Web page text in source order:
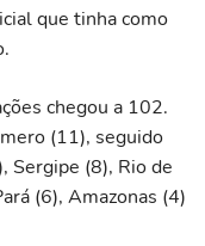
que tinha como
chegou a 102.
(11), seguido
Sergipe (8), Rio de
(6), Amazonas (4)